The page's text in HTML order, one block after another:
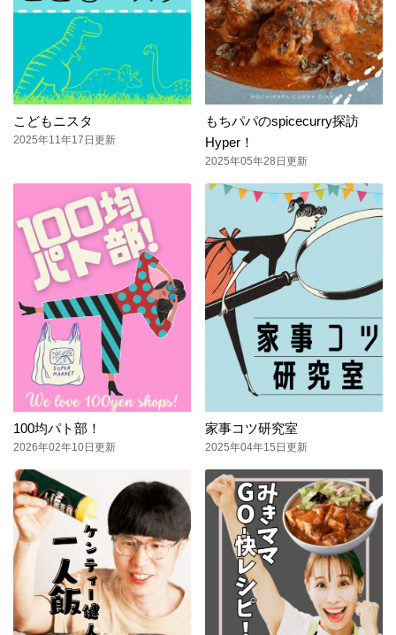
こどもニスタ
2025年11年17日更新
もちパパのspicecurry探訪
Hyper！
2025年05年28日更新
100均パト部！
2026年02年10日更新
家事コツ研究室
2025年04年15日更新